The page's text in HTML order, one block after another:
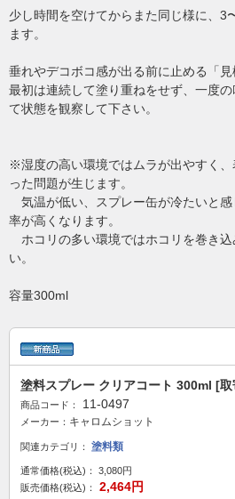
少し時間を空けてからまた同じ様に、3
ます。
垂れやデコボコ感が出る前に止める「見
最初は連続して塗り重ねをせず、一度
て状態を観察して下さい。
※湿度の高い環境ではムラが出やすく
った問題が生じます。
気温が低い、スプレー缶が冷たいと
率が高くなります。
ホコリの多い環境ではホコリを巻き込
い。
容量300ml
塗料スプレー クリアコート 300ml [取
商品コード： 11-0497
メーカー： キャロムショット
関連カテゴリ： 塗料類
通常価格(税込)：
3,080円
販売価格(税込)：
2,464円